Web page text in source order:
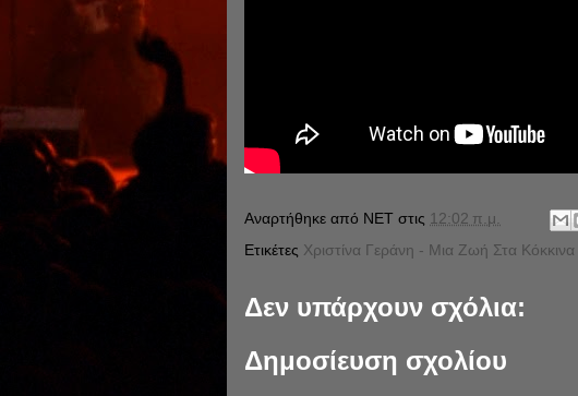
Αναρτήθηκε από NET στις 12:02 π.μ.
Ετικέτες Χριστίνα Γεράνη - Μια Ζωή Στα Κόκκινα
Δεν υπάρχουν σχόλια:
Δημοσίευση σχολίου